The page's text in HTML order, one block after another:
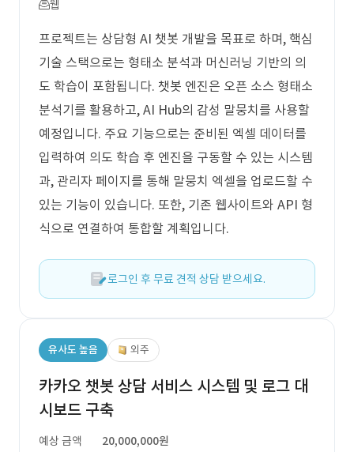
웹
프로젝트는 상담형 AI 챗봇 개발을 목표로 하며, 핵심
기술 스택으로는 형태소 분석과 머신러닝 기반의 의
도 학습이 포함됩니다. 챗봇 엔진은 오픈 소스 형태소
분석기를 활용하고, AI Hub의 감성 말뭉치를 사용할
예정입니다. 주요 기능으로는 준비된 엑셀 데이터를
입력하여 의도 학습 후 엔진을 구동할 수 있는 시스템
과, 관리자 페이지를 통해 말뭉치 엑셀을 업로드할 수
있는 기능이 있습니다. 또한, 기존 웹사이트와 API 형
식으로 연결하여 통합할 계획입니다.
로그인 후 무료 견적 상담 받으세요.
유사도 높음 외주
카카오 챗봇 상담 서비스 시스템 및 로그 대
시보드 구축
예상 금액
20,000,000원